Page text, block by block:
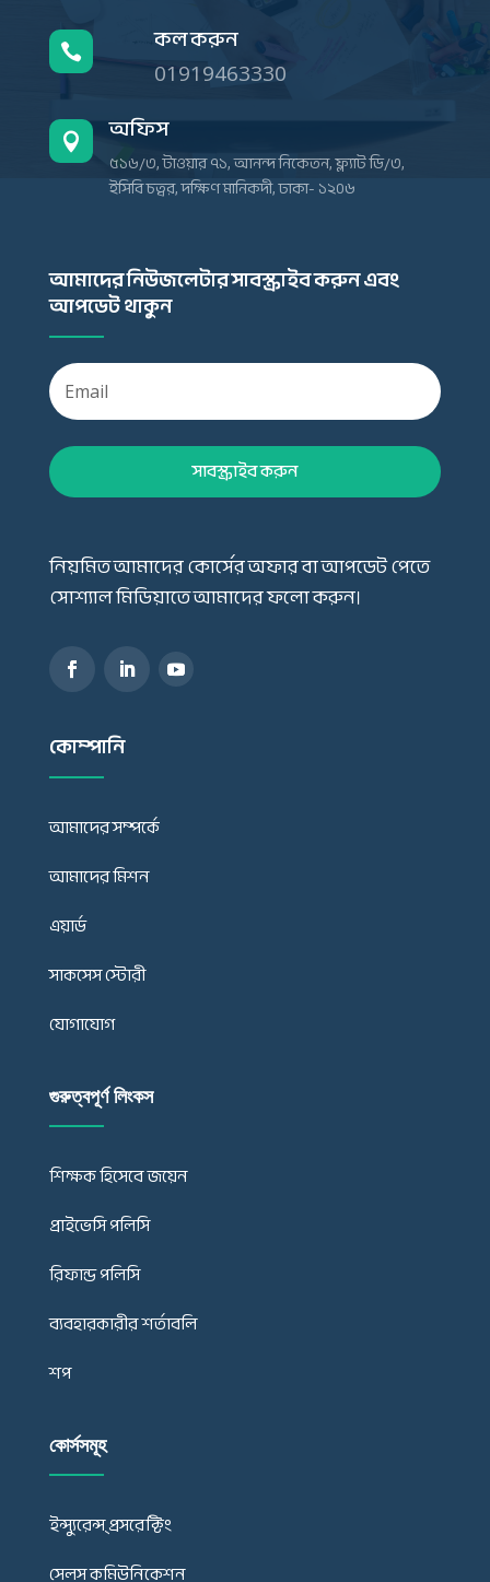
 কল করুন
01919463330
 অফিস
৫১৬/৩, টাওয়ার ৭১, আনন্দ নিকেতন, ফ্ল্যাট ডি/৩,
ইসিবি চত্বর, দক্ষিণ মানিকদী, ঢাকা- ১২০৬
আমাদের নিউজলেটার সাবস্ক্রাইব করুন এবং
আপডেট থাকুন
সাবস্ক্রাইব করুন
নিয়মিত আমাদের কোর্সের অফার বা আপডেট পেতে
সোশ্যাল মিডিয়াতে আমাদের ফলো করুন।
কোম্পানি
আমাদের সম্পর্কে
আমাদের মিশন
এয়ার্ড
সাকসেস স্টোরী
যোগাযোগ
গুরুত্বপূর্ণ লিংকস
শিক্ষক হিসেবে জয়েন
প্রাইভেসি পলিসি
রিফান্ড পলিসি
ব্যবহারকারীর শর্তাবলি
শপ
কোর্সসমূহ
ইন্স্যুরেন্স্ প্রসরেক্টিং
সেলস কমিউনিকেশন